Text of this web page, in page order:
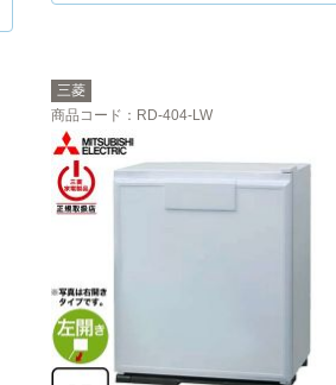
三菱
商品コード ：RD-404-LW